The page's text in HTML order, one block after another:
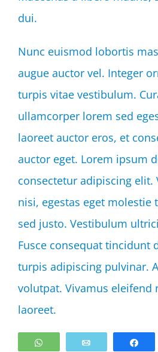
dui.
Nunc euismod lobortis
augue auctor vel. Integer
turpis vitae vestibulum.
ullamcorper lorem sed
laoreet auctor eros, et
auctor eget. Lorem ipsum
consectetur adipiscing
nisi, egestas eget molestie
sed justo. Vestibulum
Fusce consequat tincidunt
turpis adipiscing pulvinar.
volutpat. Vivamus eleifend
laoreet.
WhatsApp